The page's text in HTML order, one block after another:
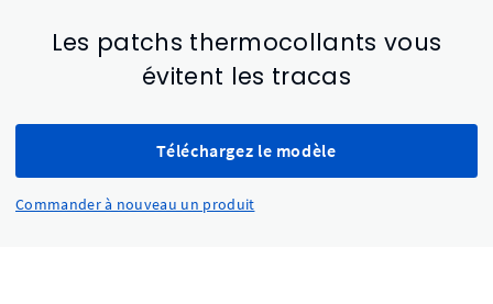
Les patchs thermocollants vous
évitent les tracas
Téléchargez le modèle
Commander à nouveau un produit